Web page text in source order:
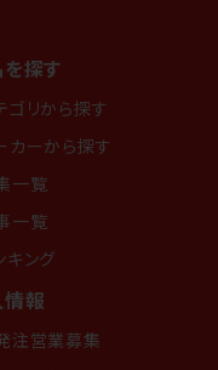
探す
ゴリから探す
カーから探す
一覧
一覧
キング
報
注営業募集